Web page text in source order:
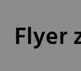
Flyer